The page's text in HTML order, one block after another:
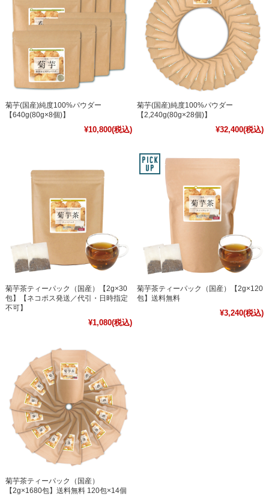
菊芋(国産)純度100%パウダー
【640g(80g×8個)】
¥10,800(税込)
菊芋(国産)純度100%パウダー
【2,240g(80g×28個)】
¥32,400(税込)
菊芋茶ティーパック（国産）【2g×30
包】【ネコポス発送／代引・日時指定
不可】
¥1,080(税込)
菊芋茶ティーパック（国産）【2g×120
包】送料無料
¥3,240(税込)
菊芋茶ティーパック（国産）
【2g×1680包】送料無料 120包×14個